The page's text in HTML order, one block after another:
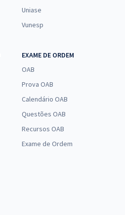
Uniase
Vunesp
EXAME DE ORDEM
OAB
Prova OAB
Calendário OAB
Questões OAB
Recursos OAB
Exame de Ordem